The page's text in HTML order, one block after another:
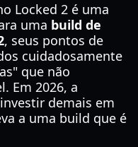
Locked 2 é uma
uma build de
, seus pontos de
cuidadosamente
que não
Em 2026, a
demais em
a uma build que é